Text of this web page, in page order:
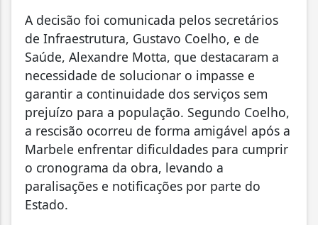
A decisão foi comunicada pelos secretários
de Infraestrutura, Gustavo Coelho, e de
Saúde, Alexandre Motta, que destacaram a
necessidade de solucionar o impasse e
garantir a continuidade dos serviços sem
prejuízo para a população. Segundo Coelho,
a rescisão ocorreu de forma amigável após a
Marbele enfrentar dificuldades para cumprir
o cronograma da obra, levando a
paralisações e notificações por parte do
Estado.